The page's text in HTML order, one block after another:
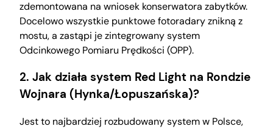
zdemontowana na wniosek konserwatora zabytków.
Docelowo wszystkie punktowe fotoradary znikną z
mostu, a zastąpi je zintegrowany system
Odcinkowego Pomiaru Prędkości (OPP).
2. Jak działa system Red Light na Rondzie
Wojnara (Hynka/Łopuszańska)?
Jest to najbardziej rozbudowany system w Polsce,